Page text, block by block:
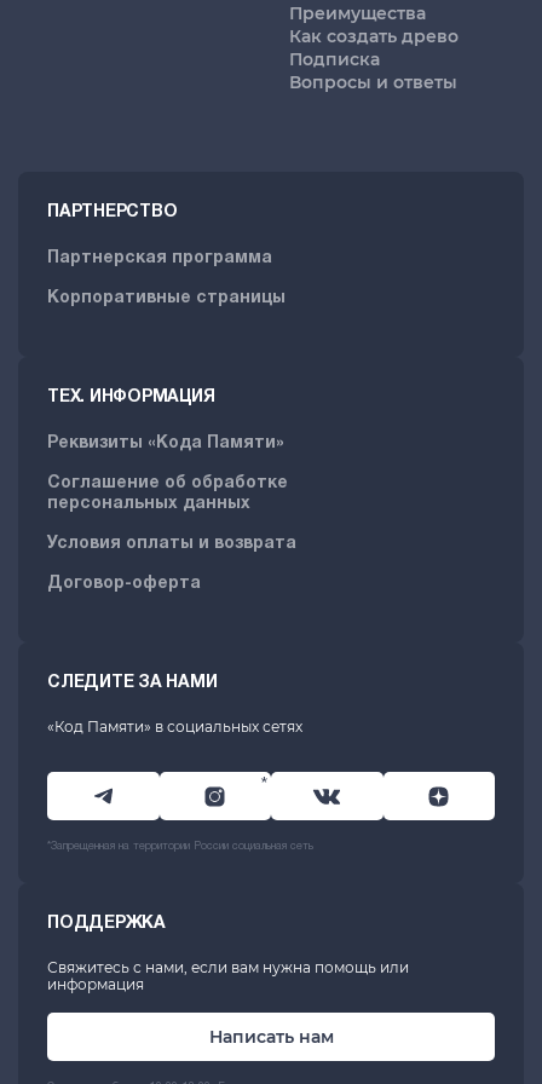
Преимущества
Как создать древо
Подписка
Вопросы и ответы
ПАРТНЕРСТВО
Партнерская программа
Корпоративные страницы
ТЕХ. ИНФОРМАЦИЯ
Реквизиты «Кода Памяти»
Соглашение об обработке
персональных данных
Условия оплаты и возврата
Договор-оферта
СЛЕДИТЕ ЗА НАМИ
«Код Памяти» в социальных сетях
*
*Запрещенная на территории России социальная сеть
ПОДДЕРЖКА
Свяжитесь с нами, если вам нужна помощь или
информация
Написать нам